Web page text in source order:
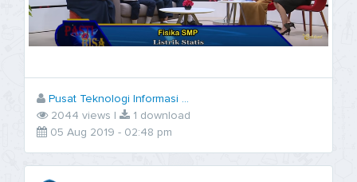
Pusat Teknologi Informasi ...
2044 views |
1 download
05 Aug 2019 - 02:48 pm